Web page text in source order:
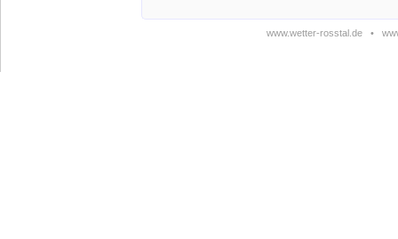
www.wetter-rosstal.de •